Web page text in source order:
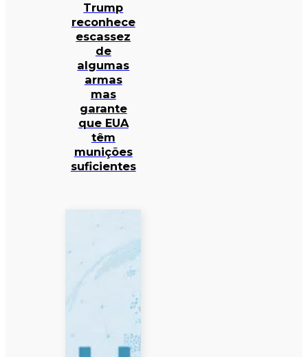
Trump
reconhece
escassez
de
algumas
armas
mas
garante
que EUA
têm
munições
suficientes